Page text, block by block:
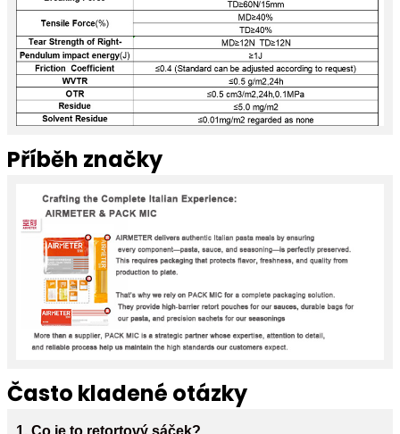
Příběh značky
Často kladené otázky
1. Co je to retortový sáček?